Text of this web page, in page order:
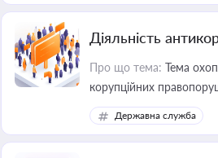
Діяльність
Про що тема: Тема
корупційних
та бізнесі
Державна служба